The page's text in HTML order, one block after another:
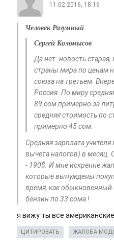
11.02.2016, 18:16
Человек Разумный
Сергей Коломысов
Да нет. новость
страны мира по ценам
союза на третьем.
Россия. По миру
89 сом примерно за
средняя стоимость по
примерно 45 сом.
Средняя зарплата
вычета налогов) в месяц.
- 190$. И мне искренне
которые вынуждены
время, как обыкновенный
бензин по 33 сома !
я вижу ты все
ЦИТИРОВАТЬ ЖАЛОБА